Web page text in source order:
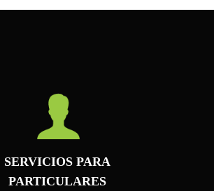
SERVICIOS PARA
PARTICULARES